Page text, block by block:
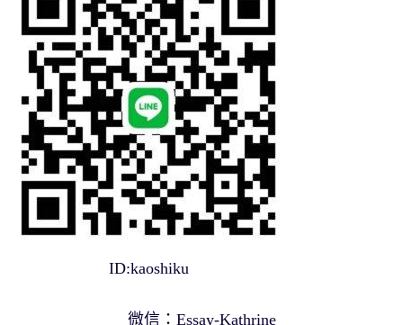
ID:kaoshiku
微信：Essay-Kathrine